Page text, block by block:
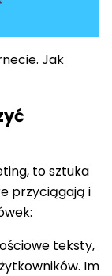
Jak
to sztuka
przyciągają i
teksty,
Im